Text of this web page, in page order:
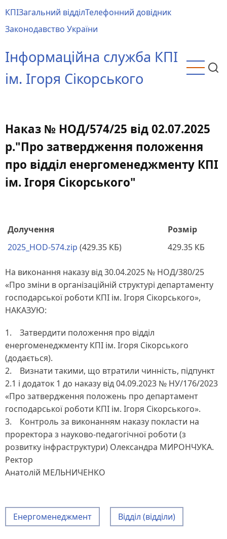
до
основного
КПІЗагальний відділТелефонний довідник
Законодавство України
Інформаційна служба КПІ
ім. Ігоря Сікорського
Наказ № НОД/574/25 від 02.07.2025
р."Про затвердження положення
про відділ енергоменеджменту КПІ
ім. Ігоря Сікорського"
Долучення
Розмір
2025_HOD-574.zip (429.35 КБ) 429.35 КБ
На виконання наказу від 30.04.2025 № НОД/380/25
«Про зміни в організаційній структурі департаменту
господарської роботи КПІ ім. Ігоря Сікорського»,
НАКАЗУЮ:
1. Затвердити положення про відділ
енергоменеджменту КПІ ім. Ігоря Сікорського
(додається).
2. Визнати такими, що втратили чинність, підпункт
2.1 і додаток 1 до наказу від 04.09.2023 № НУ/176/2023
«Про затвердження положень про департамент
господарської роботи КПІ ім. Ігоря Сікорського».
3. Контроль за виконанням наказу покласти на
проректора з науково-педагогічної роботи (з
розвитку інфраструктури) Олександра МИРОНЧУКА.
Ректор
Анатолій МЕЛЬНИЧЕНКО
Енергоменеджмент Відділ (відділи)